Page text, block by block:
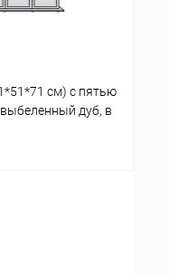
см) с пятью
дуб, в
аквариума LUX